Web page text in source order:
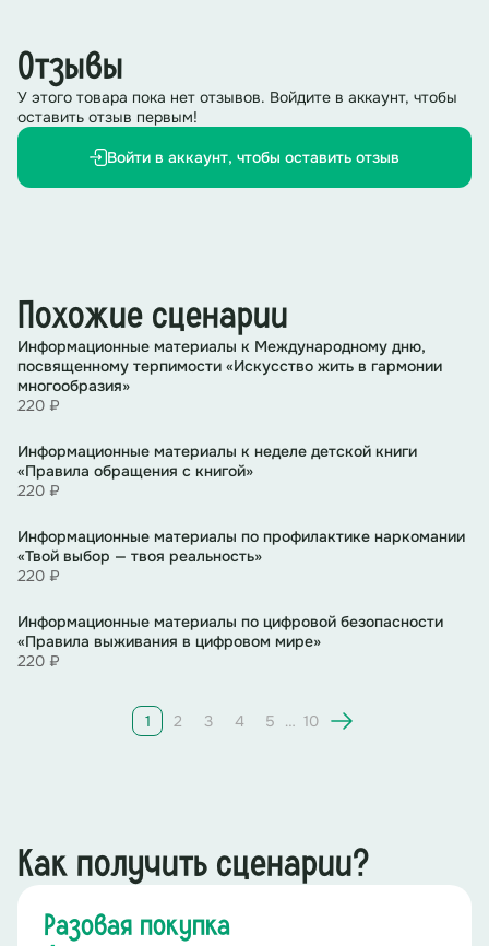
Отзывы
У этого товара пока нет отзывов. Войдите в аккаунт, чтобы
оставить отзыв первым!
Войти в аккаунт, чтобы оставить отзыв
Похожие сценарии
Информационные материалы к Международному дню,
посвященному терпимости «Искусство жить в гармонии
многообразия»
220 ₽
Информационные материалы к неделе детской книги
«Правила обращения с книгой»
220 ₽
Информационные материалы по профилактике наркомании
«Твой выбор — твоя реальность»
220 ₽
Информационные материалы по цифровой безопасности
«Правила выживания в цифровом мире»
220 ₽
1 2 3 4 5 … 10
Как получить сценарии?
Разовая покупка